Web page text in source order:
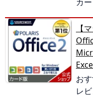
【
お
レ